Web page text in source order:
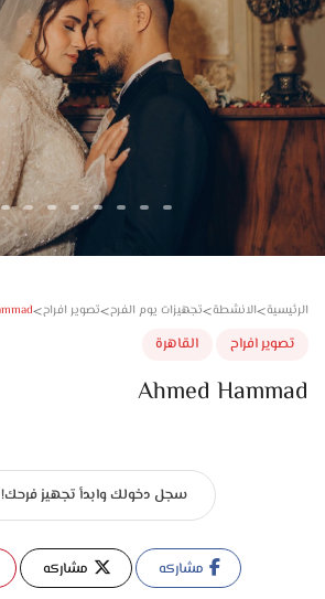
افراح القاهرة
سجل دخولك وابدأ تجهيز فرحك!
مشاركه مشاركه